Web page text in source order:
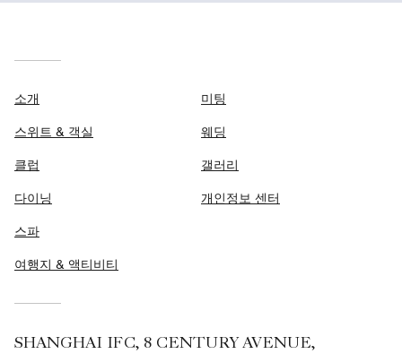
소개
스위트 & 객실
클럽
다이닝
스파
여행지 & 액티비티
미팅
웨딩
갤러리
개인정보 센터
SHANGHAI IFC, 8 CENTURY AVENUE,